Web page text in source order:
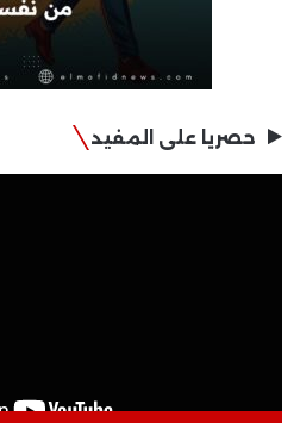
حصريا على المفيد